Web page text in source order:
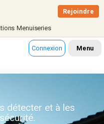
Menuiseries
Rejoindre
Connexion Menu
détecter et à les